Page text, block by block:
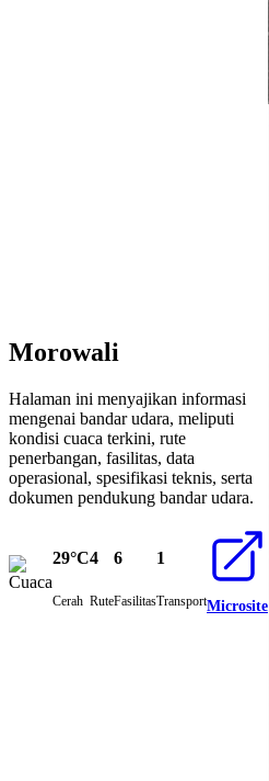
Morowali
Halaman ini menyajikan informasi
mengenai bandar udara, meliputi
kondisi cuaca terkini, rute
penerbangan, fasilitas, data
operasional, spesifikasi teknis, serta
dokumen pendukung bandar udara.
29°C
Cerah
4
Rute
6
Fasilitas
1
TransportMicrosite